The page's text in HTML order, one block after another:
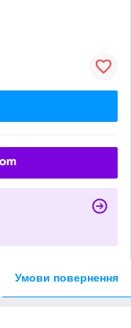
Умови повернення